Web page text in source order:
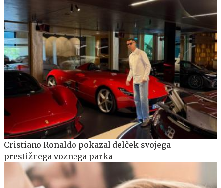
Cristiano Ronaldo pokazal delček svojega
prestižnega voznega parka